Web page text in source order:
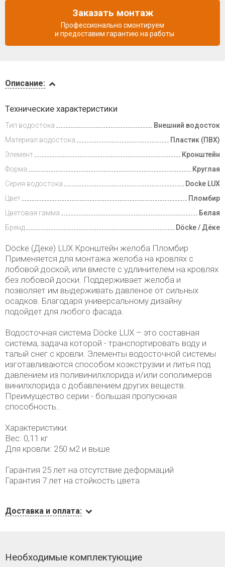
и оплата
Описание:
Технические характеристики
Тип водостока
Внешний водосток
Материал водостока
Пластик (ПВХ)
Элемент
Кронштейн
Форма
Круглая
Серия водостока
Docke LUX
Цвет
Пломбир
Цветовая гамма
Белая
Бренд
Döcke / Дёке
Döcke (Деке) LUX Кронштейн желоба Пломбир
Применяется для монтажа желоба на кровлях с
лобовой доской, или вместе с удлинителем на кровлях
без лобовой доски. Поддерживает желоба и
позволяет им выдерживать давленое от сильных
осадков. Благодаря универсальному дизайну
подойдет для любого фасада.
Водосточная система Döcke LUX – это составная
система, задача которой - транспортировать воду и
талый снег с кровли. Элементы водосточной системы
изготавливаются способом коэкструзии и литья под
давлением из поливинилхлорида и/или сополимеров
винилхлорида с добавлением других веществ.
Преимущество серии - большая пропускная
способность..
Характеристики:
Вес: 0,11 кг
Для кровли: 250 м2 и выше
Гарантия 25 лет на отсутствие деформаций
Гарантия 7 лет на стойкость цвета
Доставка и оплата:
Необходимые комплектующие
Заказать монтаж
Профессионально смонтируем
и предоставим гарантию на работы